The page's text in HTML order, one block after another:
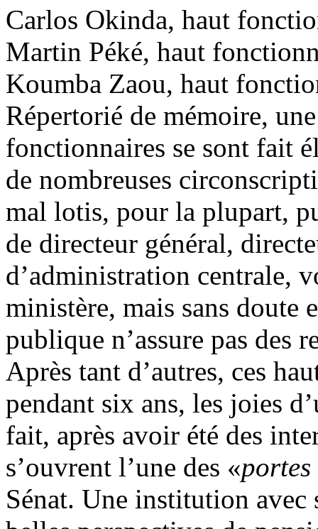
Carlos Okinda, haut
Martin Péké, haut
Koumba Zaou, haut
Répertorié de mémoire,
fonctionnaires se sont fait
de nombreuses
mal lotis, pour la plupart,
de directeur général,
d’administration centrale,
ministère, mais sans doute
publique n’assure pas des
Après tant d’autres, ces
pendant six ans, les joies
fait, après avoir été des
s’ouvrent l’une des «
Sénat. Une institution avec